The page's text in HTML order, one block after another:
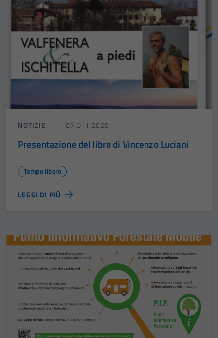
NOTIZIE 07 OTT 2025
Presentazione del libro di Vincenzo Luciani
Tempo libero
LEGGI DI PIÙ